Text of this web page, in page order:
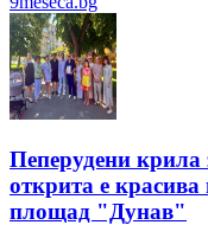
Пеперудени
открита е
площад "Дунав"